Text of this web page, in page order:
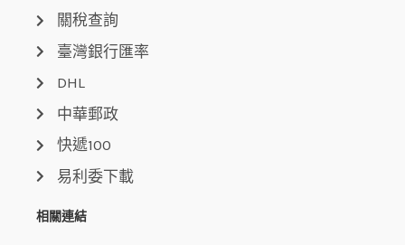
關稅查詢
臺灣銀行匯率
DHL
中華郵政
快遞100
易利委下載
相關連結